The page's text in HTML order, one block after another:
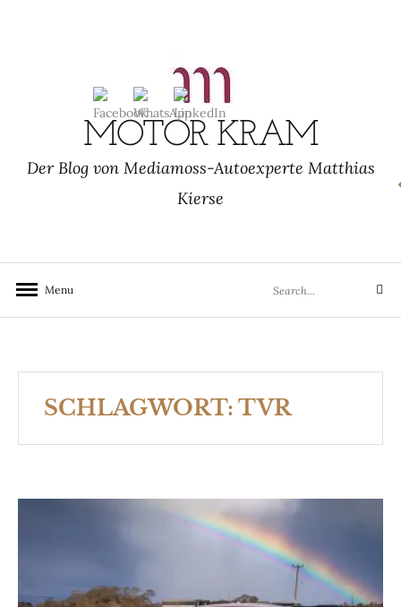
MOTOR KRAM
Der Blog von Mediamoss-Autoexperte Matthias
Kierse
Menu
for:
Search
SCHLAGWORT: TVR